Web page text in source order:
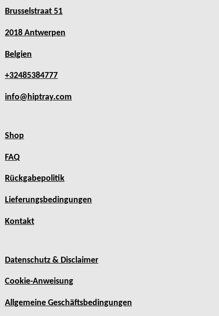
Brusselstraat 51
2018 Antwerpen
Belgien
+32485384777
info@hiptray.com
Shop
FAQ
Rückgabepolitik
Lieferungsbedingungen
Kontakt
Datenschutz & Disclaimer
Cookie-Anweisung
Allgemeine Geschäftsbedingungen